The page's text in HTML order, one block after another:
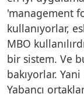
'management
kullanıyorlar,
MBO
bir sistem. Ve
bakıyorlar.
Yabancı